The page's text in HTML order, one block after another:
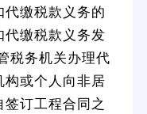
缴税款义务的
代缴税款义务发
税务机关办理代
构或个人向非居
订工程合同之